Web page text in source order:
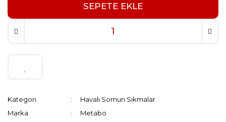
SEPETE EKLE
Kategori
Havalı Somun Sıkmalar
Marka
Metabo